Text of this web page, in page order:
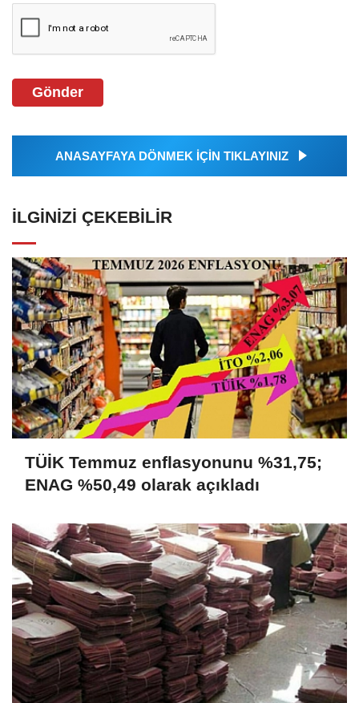
Gönder
ANASAYFAYA DÖNMEK İÇİN TIKLAYINIZ
İLGINIZI ÇEKEBILIR
TÜİK Temmuz enflasyonunu %31,75;
ENAG %50,49 olarak açıkladı